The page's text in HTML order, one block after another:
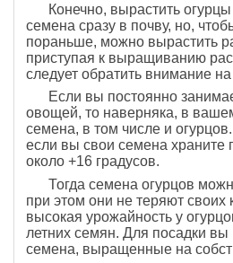
Конечно, вырастить
семена сразу в почву, но,
пораньше, можно вырастить
приступая к выращиванию
следует обратить внимание
Если вы постоянно
овощей, то наверняка, в
семена, в том числе и
если вы свои семена храните
около +16 градусов.
Тогда семена огурцов
при этом они не теряют своих
высокая урожайность у
летних семян. Для посадки вы
семена, выращенные на